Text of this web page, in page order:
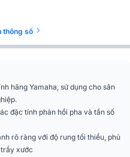
dB
công suất (Active)
nằm ngang
thông số
hãng Yamaha, sử dụng cho sân
đặc tính phản hồi pha và tần số
rõ ràng với độ rung tối thiểu, phủ
xước